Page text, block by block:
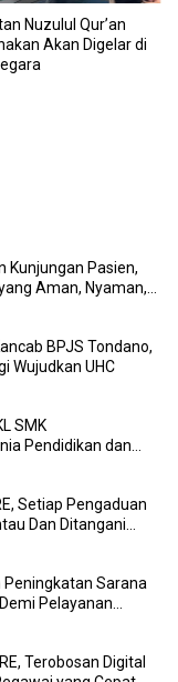
Nuzulul Qur’an
Akan Digelar di
Kunjungan Pasien,
Aman, Nyaman,
BPJS Tondano,
Wujudkan UHC
SMK
Pendidikan dan
Setiap Pengaduan
Dan Ditangani
Peningkatan Sarana
Pelayanan
Terobosan Digital